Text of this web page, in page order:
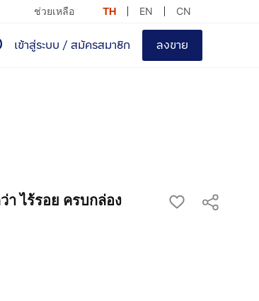
ช่วยเหลือ TH EN CN
เข้าสู่ระบบ / สมัครสมาชิก ลงขาย
า ไร้รอย ครบกล่อง